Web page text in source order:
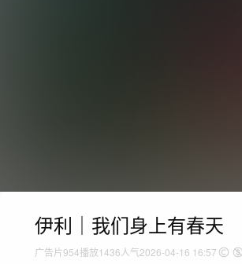
伊利｜我们身上有春天
广告片954播放1436人气2026-04-16 16:57